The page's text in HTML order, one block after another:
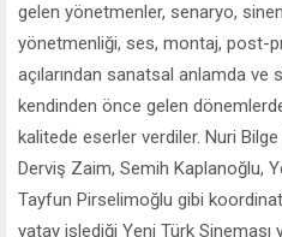
gelen yönetmenler, senaryo,
yönetmenliği, ses, montaj, post-
açılarından sanatsal anlamda ve
kendinden önce gelen
kalitede eserler verdiler. Nuri
Derviş Zaim, Semih Kaplanoğlu,
Tayfun Pirselimoğlu gibi
yatay işlediği Yeni Türk